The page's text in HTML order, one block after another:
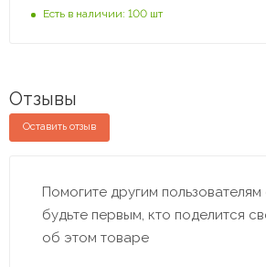
Есть в наличии: 100 шт
Отзывы
Оставить отзыв
Помогите другим
будьте первым, кто поделится
об этом товаре